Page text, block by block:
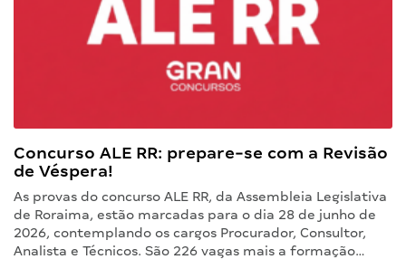
Concurso ALE RR: prepare-se com a Revisão
de Véspera!
As provas do concurso ALE RR, da Assembleia Legislativa
de Roraima, estão marcadas para o dia 28 de junho de
2026, contemplando os cargos Procurador, Consultor,
Analista e Técnicos. São 226 vagas mais a formação…